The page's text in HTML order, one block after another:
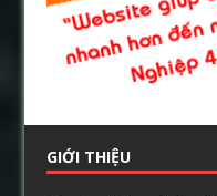
GIỚI THIỆU